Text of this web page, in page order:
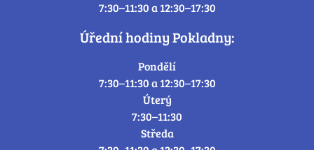
7:30–11:30 a 12:30–17:30
Úřední hodiny Pokladny:
Pondělí
7:30–11:30 a 12:30–17:30
Úterý
7:30–11:30
Středa